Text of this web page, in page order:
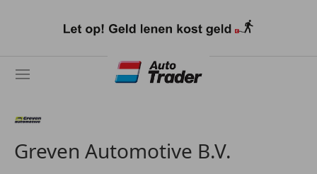
naar
Greven Automotive B.V.